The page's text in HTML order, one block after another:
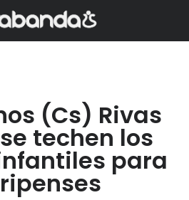
(Cs) Rivas
techen los
para